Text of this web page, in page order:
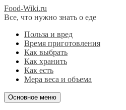
Food-Wiki.ru
Все, что нужно знать о еде
Польза и вред
Время приготовления
Как выбрать
Как хранить
Как есть
Мера веса и объема
Основное меню